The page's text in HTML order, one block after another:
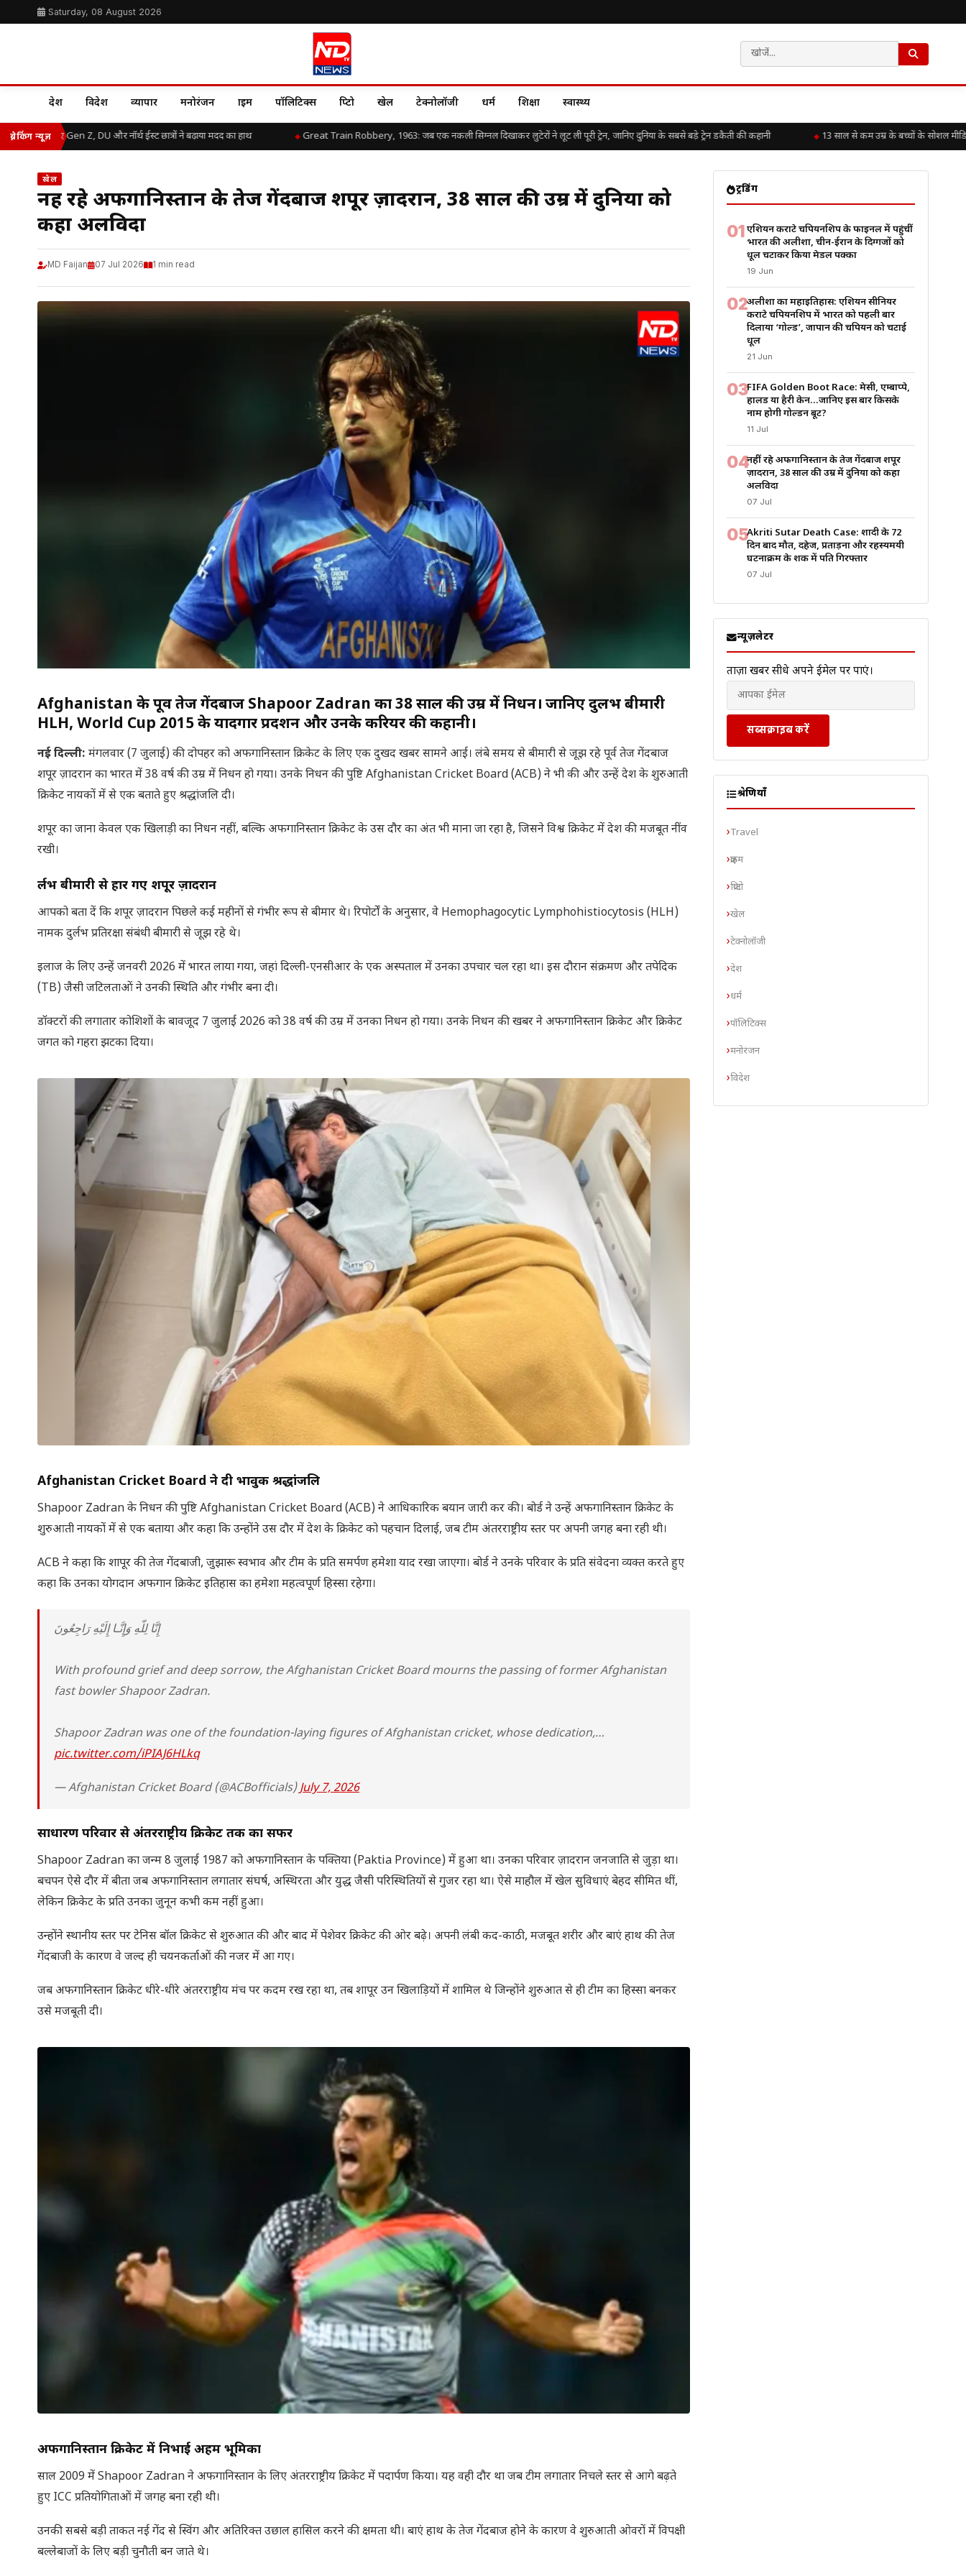
Saturday, 08 August 2026
देश विदेश व्यापार मनोरंजन क्राइम पॉलिटिक्स क्रिप्टो खेल टेक्नोलॉजी धर्म शिक्षा स्वास्थ्य
ब्रेकिंग न्यूज़
के लिए Gen Z, DU और नॉर्थ ईस्ट छात्रों ने बढ़ाया मदद का हाथ Great Train Robbery, 1963: जब एक नकली सिग्नल दिखाकर लुटेरों ने लूट ली पूरी ट्रेन, जानिए दुनिया के सबसे बड़े ट्रेन डकैती की कहानी 13 साल से कम उम्र के बच्चों के सोशल मीडिया
खेल
नहीं रहे अफगानिस्तान के तेज गेंदबाज शपूर ज़ादरान, 38 साल की उम्र में दुनिया को
कहा अलविदा
MD Faijan 07 Jul 2026 1 min read
Afghanistan के पूर्व तेज गेंदबाज Shapoor Zadran का 38 साल की उम्र में निधन। जानिए दुर्लभ बीमारी
HLH, World Cup 2015 के यादगार प्रदर्शन और उनके करियर की कहानी।
नई दिल्ली: मंगलवार (7 जुलाई) की दोपहर को अफगानिस्तान क्रिकेट के लिए एक दुखद खबर सामने आई। लंबे समय से बीमारी से जूझ रहे पूर्व तेज गेंदबाज
शपूर ज़ादरान का भारत में 38 वर्ष की उम्र में निधन हो गया। उनके निधन की पुष्टि Afghanistan Cricket Board (ACB) ने भी की और उन्हें देश के शुरुआती
क्रिकेट नायकों में से एक बताते हुए श्रद्धांजलि दी।
शपूर का जाना केवल एक खिलाड़ी का निधन नहीं, बल्कि अफगानिस्तान क्रिकेट के उस दौर का अंत भी माना जा रहा है, जिसने विश्व क्रिकेट में देश की मजबूत नींव
रखी।
दुर्लभ बीमारी से हार गए शपूर ज़ादरान
आपको बता दें कि शपूर ज़ादरान पिछले कई महीनों से गंभीर रूप से बीमार थे। रिपोर्टों के अनुसार, वे Hemophagocytic Lymphohistiocytosis (HLH)
नामक दुर्लभ प्रतिरक्षा संबंधी बीमारी से जूझ रहे थे।
इलाज के लिए उन्हें जनवरी 2026 में भारत लाया गया, जहां दिल्ली-एनसीआर के एक अस्पताल में उनका उपचार चल रहा था। इस दौरान संक्रमण और तपेदिक
(TB) जैसी जटिलताओं ने उनकी स्थिति और गंभीर बना दी।
डॉक्टरों की लगातार कोशिशों के बावजूद 7 जुलाई 2026 को 38 वर्ष की उम्र में उनका निधन हो गया। उनके निधन की खबर ने अफगानिस्तान क्रिकेट और क्रिकेट
जगत को गहरा झटका दिया।
Afghanistan Cricket Board ने दी भावुक श्रद्धांजलि
Shapoor Zadran के निधन की पुष्टि Afghanistan Cricket Board (ACB) ने आधिकारिक बयान जारी कर की। बोर्ड ने उन्हें अफगानिस्तान क्रिकेट के
शुरुआती नायकों में से एक बताया और कहा कि उन्होंने उस दौर में देश के क्रिकेट को पहचान दिलाई, जब टीम अंतरराष्ट्रीय स्तर पर अपनी जगह बना रही थी।
ACB ने कहा कि शापूर की तेज गेंदबाजी, जुझारू स्वभाव और टीम के प्रति समर्पण हमेशा याद रखा जाएगा। बोर्ड ने उनके परिवार के प्रति संवेदना व्यक्त करते हुए
कहा कि उनका योगदान अफगान क्रिकेट इतिहास का हमेशा महत्वपूर्ण हिस्सा रहेगा।
إِنَّا لِلّهِ وَإِنَّـا إِلَيْهِ رَاجِعُونَ
With profound grief and deep sorrow, the Afghanistan Cricket Board mourns the passing of former Afghanistan
fast bowler Shapoor Zadran.
Shapoor Zadran was one of the foundation-laying figures of Afghanistan cricket, whose dedication,…
pic.twitter.com/iPIAJ6HLkq
— Afghanistan Cricket Board (@ACBofficials)July 7, 2026
साधारण परिवार से अंतरराष्ट्रीय क्रिकेट तक का सफर
Shapoor Zadran का जन्म 8 जुलाई 1987 को अफगानिस्तान के पक्तिया (Paktia Province) में हुआ था। उनका परिवार ज़ादरान जनजाति से जुड़ा था।
बचपन ऐसे दौर में बीता जब अफगानिस्तान लगातार संघर्ष, अस्थिरता और युद्ध जैसी परिस्थितियों से गुजर रहा था। ऐसे माहौल में खेल सुविधाएं बेहद सीमित थीं,
लेकिन क्रिकेट के प्रति उनका जुनून कभी कम नहीं हुआ।
उन्होंने स्थानीय स्तर पर टेनिस बॉल क्रिकेट से शुरुआत की और बाद में पेशेवर क्रिकेट की ओर बढ़े। अपनी लंबी कद-काठी, मजबूत शरीर और बाएं हाथ की तेज
गेंदबाजी के कारण वे जल्द ही चयनकर्ताओं की नजर में आ गए।
जब अफगानिस्तान क्रिकेट धीरे-धीरे अंतरराष्ट्रीय मंच पर कदम रख रहा था, तब शापूर उन खिलाड़ियों में शामिल थे जिन्होंने शुरुआत से ही टीम का हिस्सा बनकर
उसे मजबूती दी।
अफगानिस्तान क्रिकेट में निभाई अहम भूमिका
साल 2009 में Shapoor Zadran ने अफगानिस्तान के लिए अंतरराष्ट्रीय क्रिकेट में पदार्पण किया। यह वही दौर था जब टीम लगातार निचले स्तर से आगे बढ़ते
हुए ICC प्रतियोगिताओं में जगह बना रही थी।
उनकी सबसे बड़ी ताकत नई गेंद से स्विंग और अतिरिक्त उछाल हासिल करने की क्षमता थी। बाएं हाथ के तेज गेंदबाज होने के कारण वे शुरुआती ओवरों में विपक्षी
बल्लेबाजों के लिए बड़ी चुनौती बन जाते थे।
ट्रेंडिंग
01एशियन कराटे चैंपियनशिप के फाइनल में पहुंचीं
भारत की अलीशा, चीन-ईरान के दिग्गजों को
धूल चटाकर किया मेडल पक्का
19 Jun
02अलीशा का महाइतिहास: एशियन सीनियर
कराटे चैंपियनशिप में भारत को पहली बार
दिलाया ‘गोल्ड’, जापान की चैंपियन को चटाई
धूल
21 Jun
03FIFA Golden Boot Race: मेसी, एम्बाप्पे,
हालैंड या हैरी केन…जानिए इस बार किसके
नाम होगी गोल्डन बूट?
11 Jul
04नहीं रहे अफगानिस्तान के तेज गेंदबाज शपूर
ज़ादरान, 38 साल की उम्र में दुनिया को कहा
अलविदा
07 Jul
05Akriti Sutar Death Case: शादी के 72
दिन बाद मौत, दहेज, प्रताड़ना और रहस्यमयी
घटनाक्रम के शक में पति गिरफ्तार
07 Jul
न्यूज़लेटर
ताज़ा खबरें सीधे अपने ईमेल पर पाएं।
सब्सक्राइब करें
श्रेणियाँ
Travel
क्राइम
क्रिप्टो
खेल
टेक्नोलॉजी
देश
धर्म
पॉलिटिक्स
मनोरंजन
विदेश